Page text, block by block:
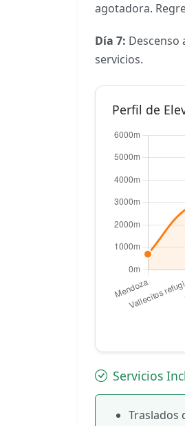
agotadora.
Día 7: Descenso
servicios.
Perfil de
Servicios
Traslados